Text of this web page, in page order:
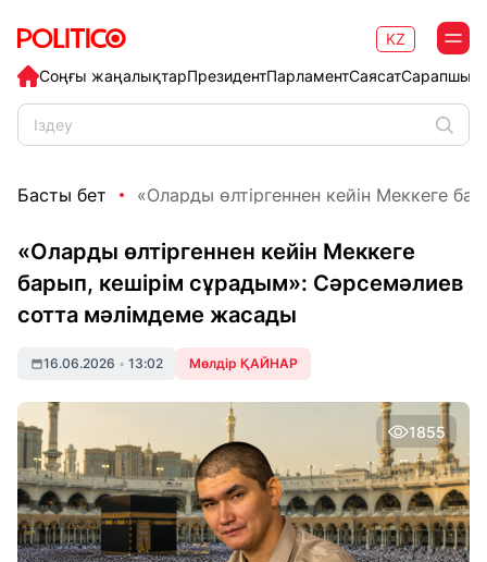
Соңғы жаңалықтарПрезидентПарламентСаясат
KZ
Басты бет «Оларды өлтіргеннен кейін Меккеге
«Оларды өлтіргеннен кейін Меккеге
барып, кешірім сұрадым»: Сәрсемәлиев
сотта мәлімдеме жасады
16.06.2026 • 13:02 Мөлдір ҚАЙНАР
1855